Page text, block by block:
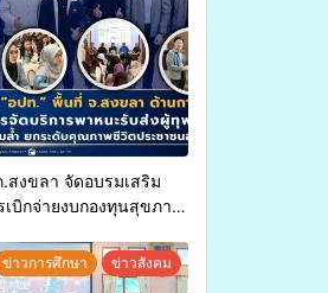
งขลา จัดอบรมเสริม
บิกจ่ายงบกองทุนสุขภาพ
ารสาธารณสุข ลดความ
พชีวิตประชาชนอย่าง
ข่าวการศึกษา ข่าวสังคม